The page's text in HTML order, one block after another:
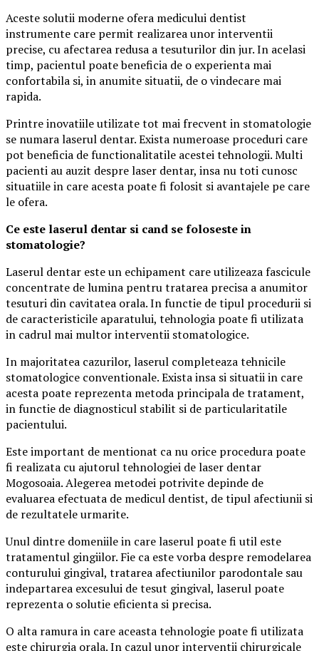
Aceste solutii moderne ofera medicului dentist
instrumente care permit realizarea unor interventii
precise, cu afectarea redusa a tesuturilor din jur. In acelasi
timp, pacientul poate beneficia de o experienta mai
confortabila si, in anumite situatii, de o vindecare mai
rapida.
Printre inovatiile utilizate tot mai frecvent in stomatologie
se numara laserul dentar. Exista numeroase proceduri care
pot beneficia de functionalitatile acestei tehnologii. Multi
pacienti au auzit despre laser dentar, insa nu toti cunosc
situatiile in care acesta poate fi folosit si avantajele pe care
le ofera.
Ce este laserul dentar si cand se foloseste in
stomatologie?
Laserul dentar este un echipament care utilizeaza fascicule
concentrate de lumina pentru tratarea precisa a anumitor
tesuturi din cavitatea orala. In functie de tipul procedurii si
de caracteristicile aparatului, tehnologia poate fi utilizata
in cadrul mai multor interventii stomatologice.
In majoritatea cazurilor, laserul completeaza tehnicile
stomatologice conventionale. Exista insa si situatii in care
acesta poate reprezenta metoda principala de tratament,
in functie de diagnosticul stabilit si de particularitatile
pacientului.
Este important de mentionat ca nu orice procedura poate
fi realizata cu ajutorul tehnologiei de laser dentar
Mogosoaia. Alegerea metodei potrivite depinde de
evaluarea efectuata de medicul dentist, de tipul afectiunii si
de rezultatele urmarite.
Unul dintre domeniile in care laserul poate fi util este
tratamentul gingiilor. Fie ca este vorba despre remodelarea
conturului gingival, tratarea afectiunilor parodontale sau
indepartarea excesului de tesut gingival, laserul poate
reprezenta o solutie eficienta si precisa.
O alta ramura in care aceasta tehnologie poate fi utilizata
este chirurgia orala. In cazul unor interventii chirurgicale